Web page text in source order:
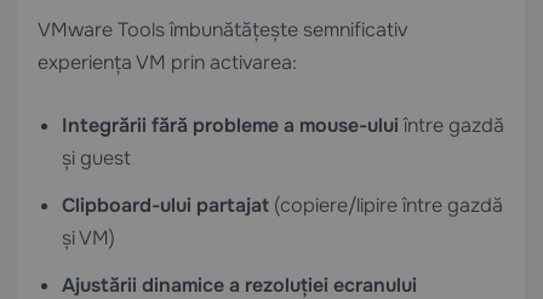
VMware Tools îmbunătățește semnificativ
experiența VM prin activarea:
Integrării fără probleme a mouse-ului între gazdă
și guest
Clipboard-ului partajat (copiere/lipire între gazdă
și VM)
Ajustării dinamice a rezoluției ecranului